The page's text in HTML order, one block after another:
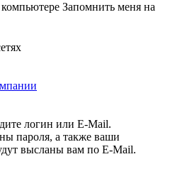
Запомнить меня на
логин или E-Mail.
пароля, а также ваши
высланы вам по E-Mail.